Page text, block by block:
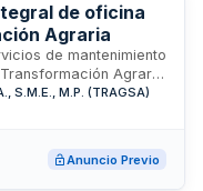
de oficina
Agraria
de mantenimiento
Agraria
comprende labores
preventivo de
mantener condiciones
S.M.E., M.P. (TRAGSA)
Anuncio Previo